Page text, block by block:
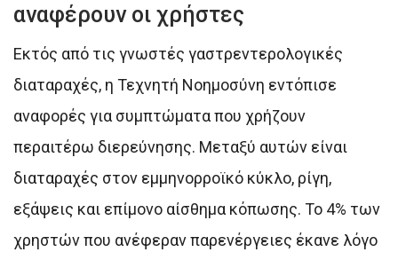
αναφέρουν οι χρήστες
Εκτός από τις γνωστές γαστρεντερολογικές
διαταραχές, η Τεχνητή Νοημοσύνη εντόπισε
αναφορές για συμπτώματα που χρήζουν
περαιτέρω διερεύνησης. Μεταξύ αυτών είναι
διαταραχές στον εμμηνορροϊκό κύκλο, ρίγη,
εξάψεις και επίμονο αίσθημα κόπωσης. Το 4% των
χρηστών που ανέφεραν παρενέργειες έκανε λόγο